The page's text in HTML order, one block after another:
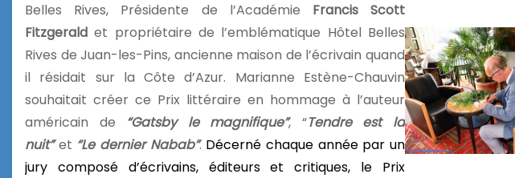
Belles Rives, Présidente de l’Académie Francis Scott
Fitzgerald et propriétaire de l’emblématique Hôtel Belles
Rives de Juan-les-Pins, ancienne maison de l’écrivain quand
il résidait sur la Côte d’Azur. Marianne Estène-Chauvin
souhaitait créer ce Prix littéraire en hommage à l’auteur
américain de “Gatsby le magnifique”, “Tendre est la
nuit”et “Le dernier Nabab”. Décerné chaque année par un
jury composé d’écrivains, éditeurs et critiques, le Prix